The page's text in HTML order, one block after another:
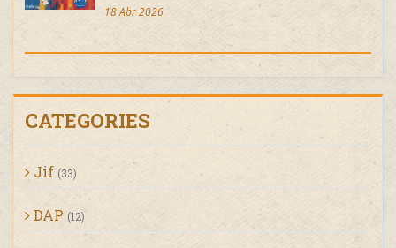
18 Abr 2026
CATEGORIES
Jif (33)
DAP (12)